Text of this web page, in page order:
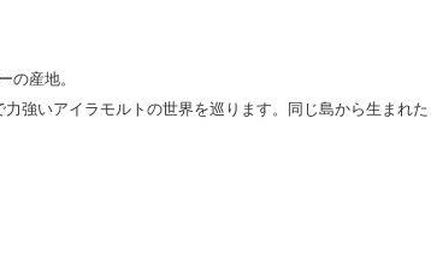
の産地。
強いアイラモルトの世界を巡ります。同じ島から生まれ